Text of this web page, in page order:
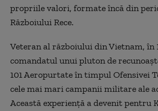
propriile valori, formate încă din
Războiului Rece.
Veteran al războiului din Vietnam, în
comandatul unui pluton de
101 Aeropurtate în timpul Ofensivei
cele mai mari campanii militare ale
Această experiență a devenit pentru